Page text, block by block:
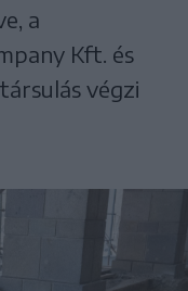
a
Kft. és
végzi